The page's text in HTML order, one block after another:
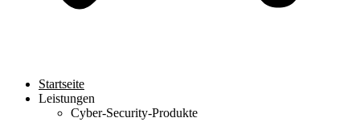
Startseite
Leistungen
Cyber-Security-Produkte